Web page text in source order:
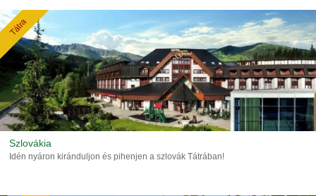
Tátra
Szlovákia
Idén nyáron kiránduljon és pihenjen a szlovák Tátrában!